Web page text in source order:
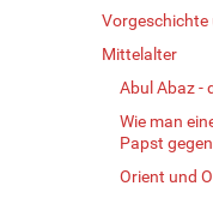
Vorgeschichte
Mittelalter
Abul Abaz -
Wie man
Papst
Orient und